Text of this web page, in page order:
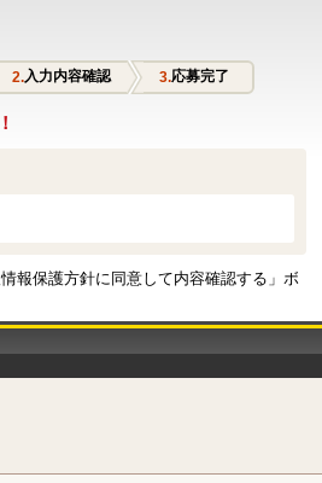
入力内容確認 応募完了
報保護方針に同意して内容確認する」ボ